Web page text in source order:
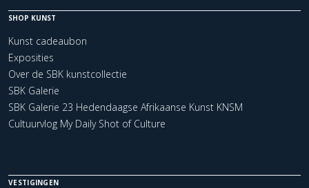
SHOP KUNST
Kunst cadeaubon
Exposities
Over de SBK kunstcollectie
SBK Galerie
SBK Galerie 23 Hedendaagse Afrikaanse Kunst KNSM
Cultuurvlog My Daily Shot of Culture
VESTIGINGEN